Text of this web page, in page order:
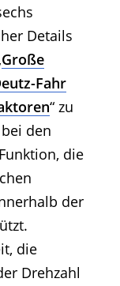
Details
Große
Fahr
“ zu
den
die
der
die
Drehzahl